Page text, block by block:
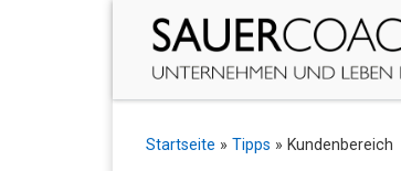
Zum Inhalt springen
Startseite » Tipps » Kundenbereich